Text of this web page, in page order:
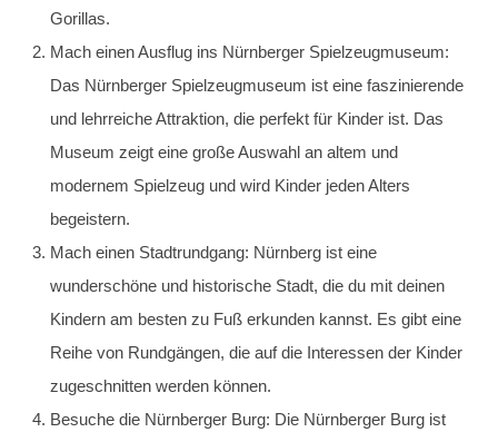
Gorillas.
Mach einen Ausflug ins Nürnberger Spielzeugmuseum:
Das Nürnberger Spielzeugmuseum ist eine faszinierende
und lehrreiche Attraktion, die perfekt für Kinder ist. Das
Museum zeigt eine große Auswahl an altem und
modernem Spielzeug und wird Kinder jeden Alters
begeistern.
Mach einen Stadtrundgang: Nürnberg ist eine
wunderschöne und historische Stadt, die du mit deinen
Kindern am besten zu Fuß erkunden kannst. Es gibt eine
Reihe von Rundgängen, die auf die Interessen der Kinder
zugeschnitten werden können.
Besuche die Nürnberger Burg: Die Nürnberger Burg ist